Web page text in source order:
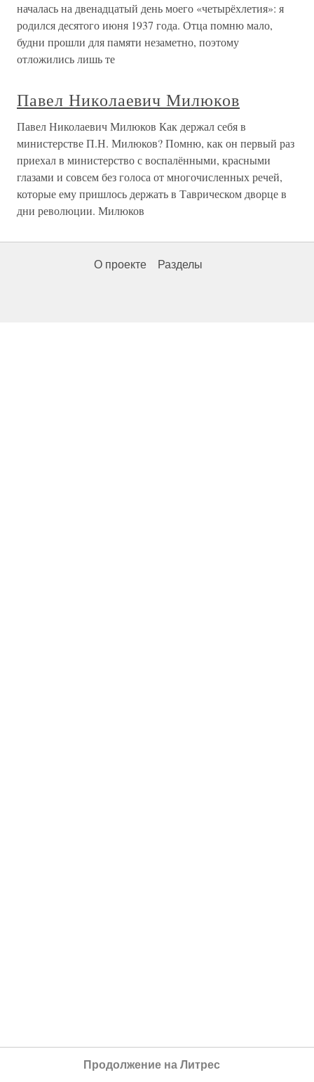
началась на двенадцатый день моего «четырёхлетия»: я
родился десятого июня 1937 года. Отца помню мало,
будни прошли для памяти незаметно, поэтому
отложились лишь те
Павел Николаевич Милюков
Павел Николаевич Милюков Как держал себя в
министерстве П.Н. Милюков? Помню, как он первый раз
приехал в министерство с воспалёнными, красными
глазами и совсем без голоса от многочисленных речей,
которые ему пришлось держать в Таврическом дворце в
дни революции. Милюков
О проекте Разделы
Продолжение на Литрес